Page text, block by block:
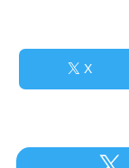
X